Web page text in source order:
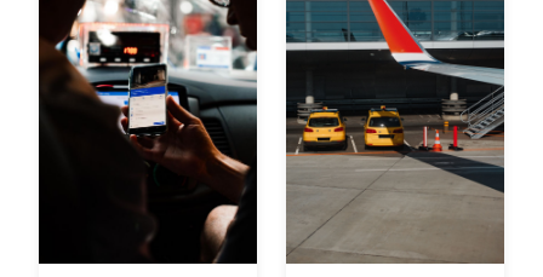
automáticos 24 horas,
preços e horários de
funcionamento.